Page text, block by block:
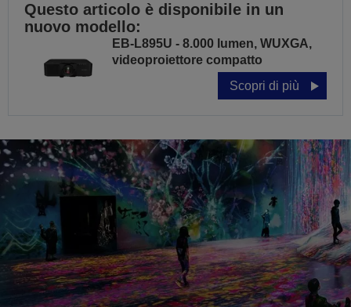
Questo articolo è disponibile in un
nuovo modello:
EB-L895U - 8.000 lumen, WUXGA,
videoproiettore compatto
Scopri di più